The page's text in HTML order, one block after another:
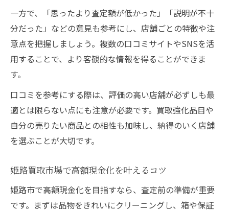
買取 姫路 口コミで評判の査定ポイント集
姫路の口コミから見る買取成功事例紹介
リサイクルショップ利用時の注意点解説
口コミ評価を活かした賢い買取の進め方
一方で、「思ったより査定額が低かった」「説明が不十
分だった」などの意見も参考にし、店舗ごとの特徴や注
意点を把握しましょう。複数の口コミサイトやSNSを活
用することで、より客観的な情報を得ることができま
す。
口コミを参考にする際は、評価の高い店舗が必ずしも最
適とは限らない点にも注意が必要です。買取強化品目や
自分の売りたい商品との相性も加味し、納得のいく店舗
を選ぶことが大切です。
姫路買取市場で高額現金化を叶えるコツ
姫路市で高額現金化を目指すなら、査定前の準備が重要
です。まずは品物をきれいにクリーニングし、箱や保証